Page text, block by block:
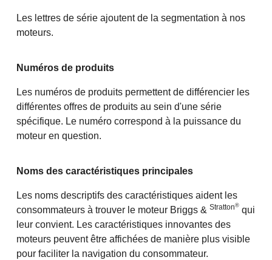
Les lettres de série ajoutent de la segmentation à nos
moteurs.
Numéros de produits
Les numéros de produits permettent de différencier les
différentes offres de produits au sein d'une série
spécifique. Le numéro correspond à la puissance du
moteur en question.
Noms des caractéristiques principales
Les noms descriptifs des caractéristiques aident les
consommateurs à trouver le moteur Briggs & Stratton® qui
leur convient. Les caractéristiques innovantes des
moteurs peuvent être affichées de manière plus visible
pour faciliter la navigation du consommateur.